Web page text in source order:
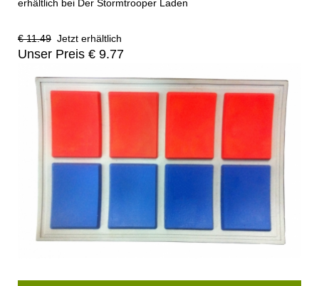
erhältlich bei Der Stormtrooper Laden
€ 11.49 Jetzt erhältlich
Unser Preis € 9.77